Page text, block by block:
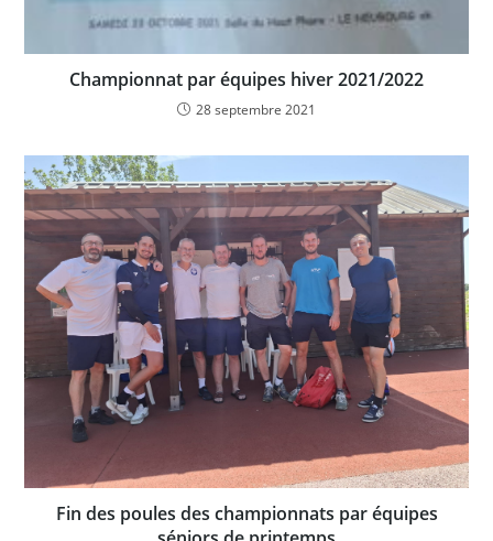
Championnat par équipes hiver 2021/2022
28 septembre 2021
Fin des poules des championnats par équipes